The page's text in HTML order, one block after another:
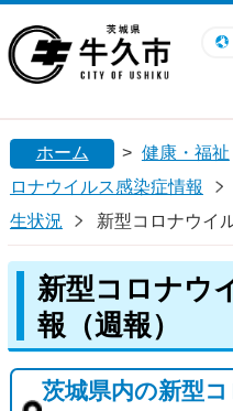
閉じる
ホーム > 健康・福祉
ロナウイルス感染症情報
生状況
新型コロナウイ
新型コロナウ
報（週報）
茨城県内の新型